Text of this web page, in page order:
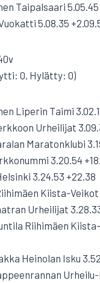
Taipalsaari 5.05.45
5.08.35
0, Hylätty: 0)
Liperin Taimi
Urheilijat
Maratonklubi
3.20.54
3.24.53 +22.38
Kiista-Veikot
Urheilijat
Riihimäen
Heinolan Isku